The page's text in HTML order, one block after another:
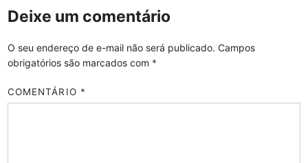
Deixe um comentário
O seu endereço de e-mail não será publicado. Campos
obrigatórios são marcados com *
COMENTÁRIO *